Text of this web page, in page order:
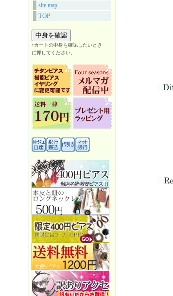
site map
TOP
↑カートの中身を確認したいとき
に押してください。